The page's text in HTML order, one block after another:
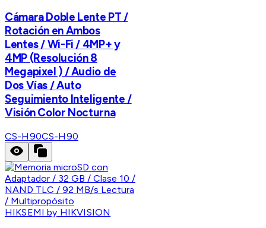
Cámara Doble Lente PT /
Rotación en Ambos
Lentes / Wi-Fi / 4MP+ y
4MP (Resolución 8
Megapixel ) / Audio de
Dos Vías / Auto
Seguimiento Inteligente /
Visión Color Nocturna
CS-H90CS-H90
HIKSEMI by HIKVISION